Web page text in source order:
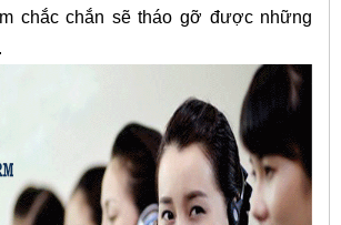
chắc chắn sẽ tháo gỡ được những